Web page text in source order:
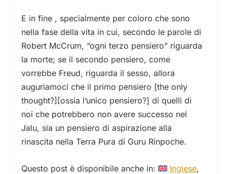
E in fine , specialmente per coloro che sono
nella fase della vita in cui, secondo le parole di
Robert McCrum, “ogni terzo pensiero” riguarda
la morte; se il secondo pensiero, come
vorrebbe Freud, riguarda il sesso, allora
auguriamoci che il primo pensiero [the only
thought?][ossia l’unico pensiero?] di quelli di
noi che potrebbero non avere successo nel
Jalu, sia un pensiero di aspirazione alla
rinascita nella Terra Pura di Guru Rinpoche.
Questo post è disponibile anche in:
Inglese